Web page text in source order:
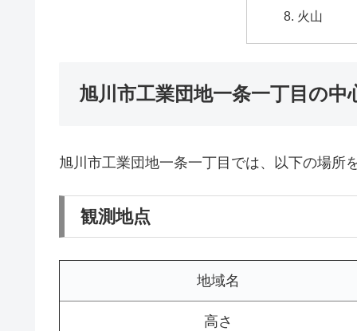
火山
旭川市工業団地一条一丁目の中
旭川市工業団地一条一丁目では、以下の場所
観測地点
地域名
高さ